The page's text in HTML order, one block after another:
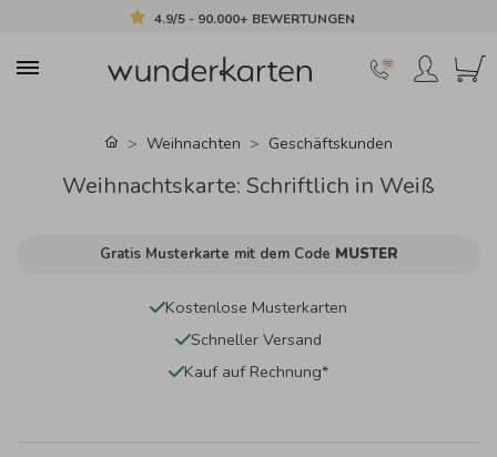
4.9/5 - 90.000+ BEWERTUNGEN
Weihnachten Geschäftskunden
Weihnachtskarte: Schriftlich in Weiß
Gratis Musterkarte mit dem Code MUSTER
Kostenlose Musterkarten
Schneller Versand
Kauf auf Rechnung*